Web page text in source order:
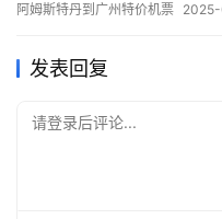
(Terminal) (Departure/
阿姆斯特丹到广州特价机票
发表回复
请登录后评论...